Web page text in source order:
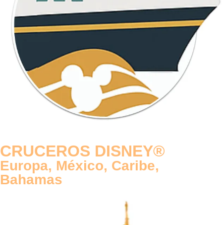
CRUCEROS DISNEY®
Europa, México, Caribe,
Bahamas